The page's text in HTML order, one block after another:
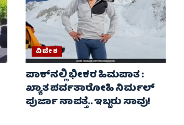
ವಿದೇಶ
ಪಾಕ್‌ನಲ್ಲಿ ಭೀಕರ ಹಿಮಪಾತ :
ಖ್ಯಾತ ಪರ್ವತಾರೋಹಿ ನಿರ್ಮಲ್
ಪುರ್ಜಾ ನಾಪತ್ತೆ.. ಇಬ್ಬರು ಸಾವು!